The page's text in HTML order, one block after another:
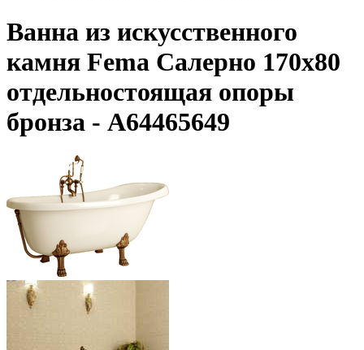
Ванна из искусственного
камня Fema Салерно 170x80
отдельностоящая опоры
бронза - A64465649